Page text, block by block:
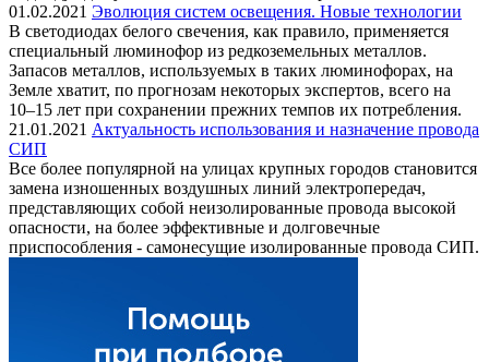
01.02.2021 Эволюция систем освещения. Новые технологии
В светодиодах белого свечения, как правило, применяется
специальный люминофор из редкоземельных металлов.
Запасов металлов, используемых в таких люминофорах, на
Земле хватит, по прогнозам некоторых экспертов, всего на
10–15 лет при сохранении прежних темпов их потребления.
21.01.2021 Актуальность использования и назначение провода
СИП
Все более популярной на улицах крупных городов становится
замена изношенных воздушных линий электропередач,
представляющих собой неизолированные провода высокой
опасности, на более эффективные и долговечные
приспособления - самонесущие изолированные провода СИП.